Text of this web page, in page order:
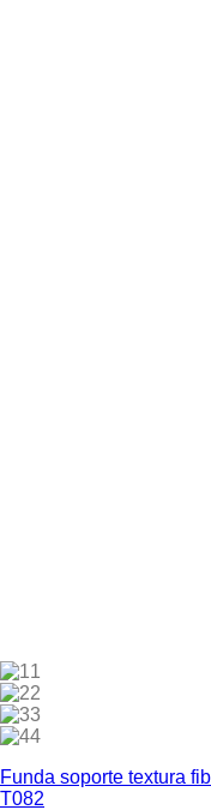
1
2
3
4
Funda soporte textura
T082